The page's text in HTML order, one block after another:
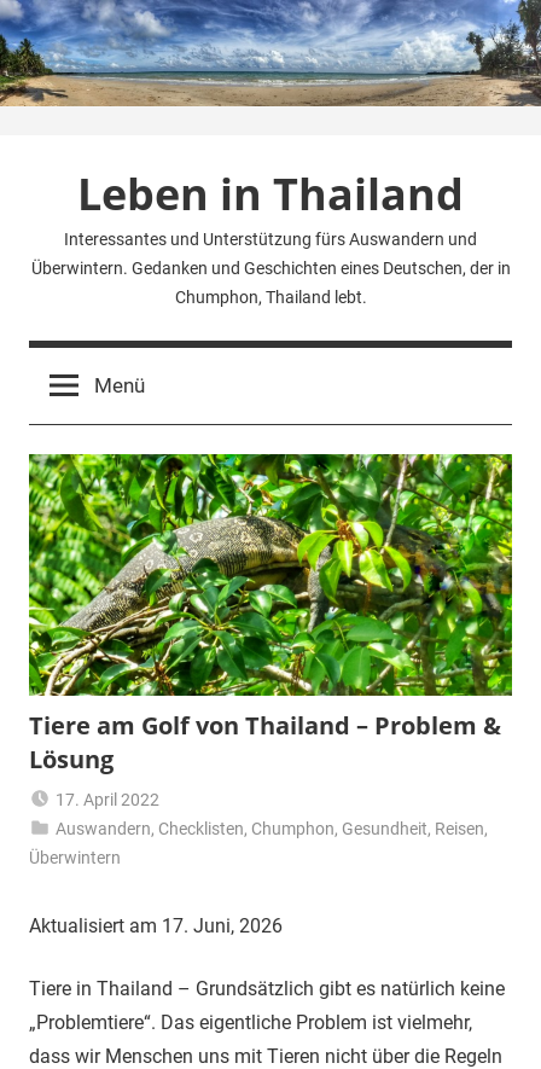
Zum
Inhalt
springen
Leben in Thailand
Interessantes und Unterstützung fürs Auswandern und
Überwintern. Gedanken und Geschichten eines Deutschen, der in
Chumphon, Thailand lebt.
Menü
Tiere am Golf von Thailand – Problem &
Lösung
17. April 2022
Matt
Auswandern, Checklisten, Chumphon, Gesundheit, Reisen,
Überwintern
Aktualisiert am 17. Juni, 2026
Tiere in Thailand – Grundsätzlich gibt es natürlich keine
„Problemtiere“. Das eigentliche Problem ist vielmehr,
dass wir Menschen uns mit Tieren nicht über die Regeln